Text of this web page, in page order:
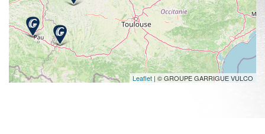
Leaflet | © GROUPE GARRIGUE VULCO